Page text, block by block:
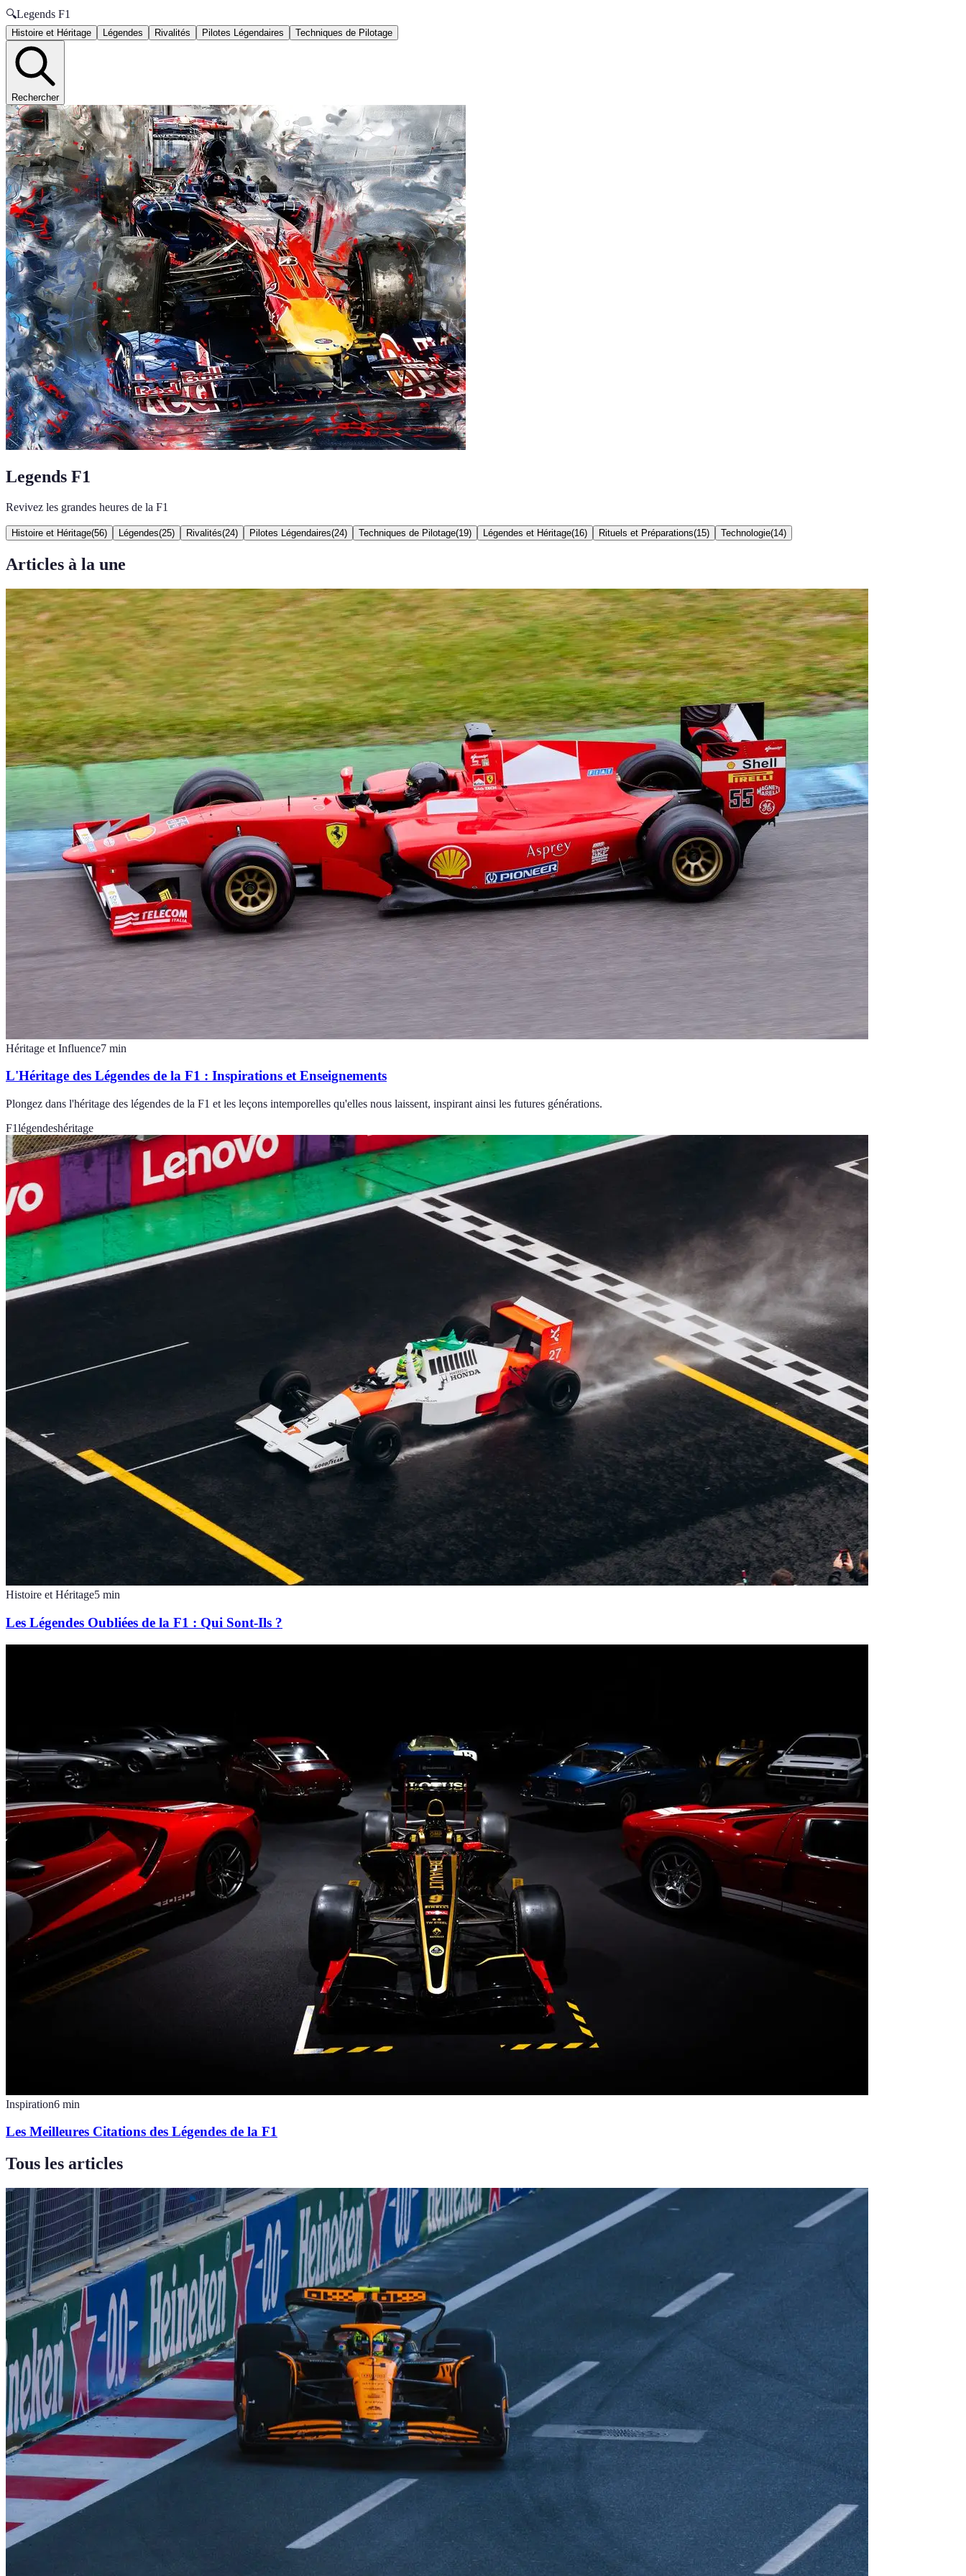
🔍Legends F1
Histoire et Héritage Légendes Rivalités Pilotes Légendaires Techniques de Pilotage
Rechercher
Legends F1
Revivez les grandes heures de la F1
Histoire et Héritage(56) Légendes(25) Rivalités(24) Pilotes Légendaires(24) Techniques de Pilotage(19) Légendes et Héritage(16) Rituels et Préparations(15) Technologie(14)
Articles à la une
Héritage et Influence7 min
L'Héritage des Légendes de la F1 : Inspirations et Enseignements
Plongez dans l'héritage des légendes de la F1 et les leçons intemporelles qu'elles nous laissent, inspirant ainsi les futures générations.
F1légendeshéritage
Histoire et Héritage5 min
Les Légendes Oubliées de la F1 : Qui Sont-Ils ?
Inspiration6 min
Les Meilleures Citations des Légendes de la F1
Tous les articles